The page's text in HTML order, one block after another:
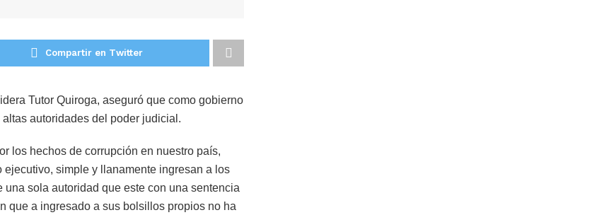
Compartir en Twitter
Tutor Quiroga, aseguró que como gobierno
autoridades del poder judicial.
los hechos de corrupción en nuestro país,
simple y llanamente ingresan a los
sola autoridad que este con una sentencia
que a ingresado a sus bolsillos propios no ha